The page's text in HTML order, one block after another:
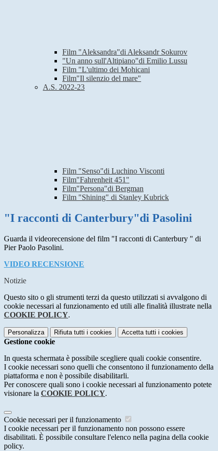
Film "Aleksandra"di Aleksandr Sokurov
"Un anno sull'Altipiano"di Emilio Lussu
Film "L'ultimo dei Mohicani
Film"Il silenzio del mare"
A.S. 2022-23
Film "Senso"di Luchino Visconti
Film"Fahrenheit 451"
Film"Persona"di Bergman
Film "Shining" di Stanley Kubrick
"I racconti di Canterbury"di Pasolini
Guarda il videorecensione del film "I racconti di Canterbury " di
Pier Paolo Pasolini.
VIDEO RECENSIONE
Notizie
Questo sito o gli strumenti terzi da questo utilizzati si avvalgono di
cookie necessari al funzionamento ed utili alle finalità illustrate nella
COOKIE POLICY.
Personalizza Rifiuta tutti i cookies Accetta tutti i cookies
Gestione cookie
In questa schermata è possibile scegliere quali cookie consentire.
I cookie necessari sono quelli che consentono il funzionamento della
piattaforma e non è possibile disabilitarli.
Per conoscere quali sono i cookie necessari al funzionamento potete
visionare la COOKIE POLICY.
Cookie necessari per il funzionamento
I cookie necessari per il funzionamento non possono essere
disabilitati. È possibile consultare l'elenco nella pagina della cookie
policy.